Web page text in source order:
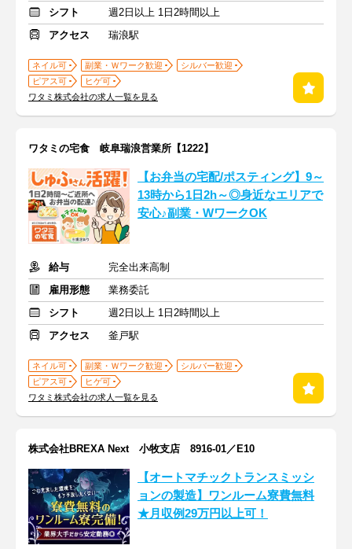
シフト
週2日以上 1日2時間以上
アクセス
瑞浪駅
ネイル可 副業・Ｗワーク歓迎
シルバー歓迎
ピアス可
ヒゲ可
ワタミ株式会社の求人一覧を見る
ワタミの宅食 岐阜瑞浪営業所【1222】
【お弁当の宅配/ポスティング】9～
13時から1日2h～◎身近なエリアで
安心♪副業・WワークOK
給与
完全出来高制
雇用形態
業務委託
シフト
週2日以上 1日2時間以上
アクセス
釜戸駅
ネイル可 副業・Ｗワーク歓迎
シルバー歓迎
ピアス可
ヒゲ可
ワタミ株式会社の求人一覧を見る
株式会社BREXA Next 小牧支店 8916-01／E10
【オートマチックトランスミッシ
ョンの製造】ワンルーム寮費無料
★月収例29万円以上可！